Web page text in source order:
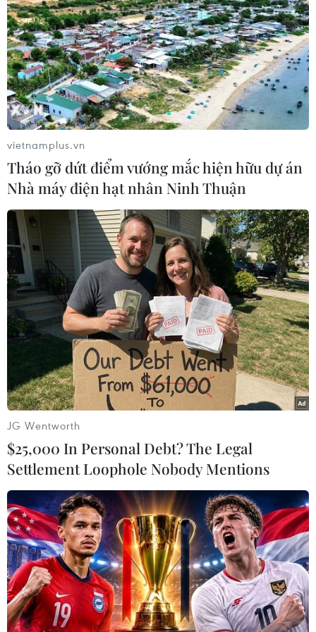
toàn diện của thí sinh chứ không chỉ dựa vào điểm số
ba môn học.
Môn ngoại ngữ: Miễn thi tốt nghiệp
nhưng không xét thẳng vào đại học
24/10/2014 06:22
Bộ Giáo dục và Đào tạo đặc cách cho thí sinh có các
chứng chỉ ngoại ngữ đủ điều kiện được miễn thi tốt
nghiệp nhưng các trường đại học cho biết sẽ chỉ xét
tuyển môn này dựa trên điểm thi.
vietnamplus.vn
Tháo gỡ dứt điểm vướng mắc hiện hữu dự án
Nhà máy điện hạt nhân Ninh Thuận
JG Wentworth
$25,000 In Personal Debt? The Legal
Settlement Loophole Nobody Mentions